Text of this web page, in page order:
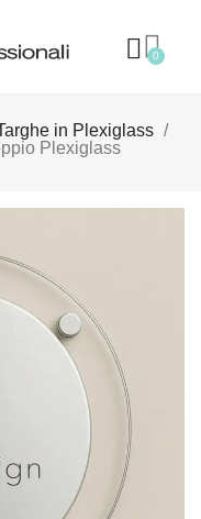
in Plexiglass
Plexiglass